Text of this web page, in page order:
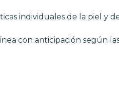
individuales de la piel y
con anticipación según